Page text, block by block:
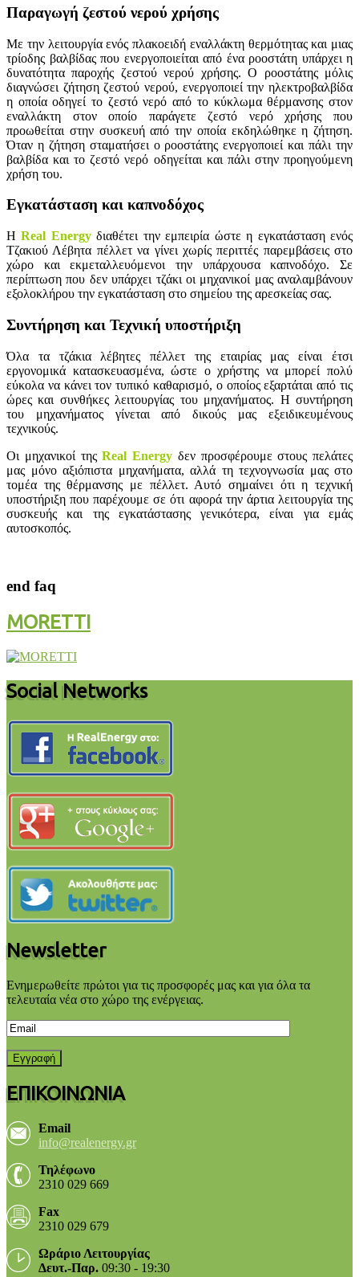
Παραγωγή ζεστού νερού χρήσης
Με την λειτουργία ενός πλακοειδή εναλλάκτη θερμότητας και μιας
τρίοδης βαλβίδας που ενεργοποιείται από ένα ροοστάτη υπάρχει η
δυνατότητα παροχής ζεστού νερού χρήσης. Ο ροοστάτης μόλις
διαγνώσει ζήτηση ζεστού νερού, ενεργοποιεί την ηλεκτροβαλβίδα
η οποία οδηγεί το ζεστό νερό από το κύκλωμα θέρμανσης στον
εναλλάκτη στον οποίο παράγετε ζεστό νερό χρήσης που
προωθείται στην συσκευή από την οποία εκδηλώθηκε η ζήτηση.
Όταν η ζήτηση σταματήσει ο ροοστάτης ενεργοποιεί και πάλι την
βαλβίδα και το ζεστό νερό οδηγείται και πάλι στην προηγούμενη
χρήση του.
Εγκατάσταση και καπνοδόχος
ΗReal Energyδιαθέτει την εμπειρία ώστε η εγκατάσταση ενός
Τζακιού Λέβητα πέλλετ να γίνει χωρίς περιττές παρεμβάσεις στο
χώρο και εκμεταλλευόμενοι την υπάρχουσα καπνοδόχο. Σε
περίπτωση που δεν υπάρχει τζάκι οι μηχανικοί μας αναλαμβάνουν
εξολοκλήρου την εγκατάσταση στο σημείου της αρεσκείας σας.
Συντήρηση και Τεχνική υποστήριξη
Όλα τα τζάκια λέβητες πέλλετ της εταιρίας μας είναι έτσι
εργονομικά κατασκευασμένα, ώστε ο χρήστης να μπορεί πολύ
εύκολα να κάνει τον τυπικό καθαρισμό, ο οποίος εξαρτάται από τις
ώρες και συνθήκες λειτουργίας του μηχανήματος. Η συντήρηση
του μηχανήματος γίνεται από δικούς μας εξειδικευμένους
τεχνικούς.
Οι μηχανικοί τηςReal Energy δεν προσφέρουμε στους πελάτες
μας μόνο αξιόπιστα μηχανήματα, αλλά τη τεχνογνωσία μας στο
τομέα της θέρμανσης με πέλλετ. Αυτό σημαίνει ότι η τεχνική
υποστήριξη που παρέχουμε σε ότι αφορά την άρτια λειτουργία της
συσκευής και της εγκατάστασης γενικότερα, είναι για εμάς
αυτοσκοπός.
end faq
MORETTI
Social Networks
Newsletter
Ενημερωθείτε πρώτοι για τις προσφορές μας και για όλα τα
τελευταία νέα στο χώρο της ενέργειας.
ΕΠΙΚΟΙΝΩΝΙΑ
Email
info@realenergy.gr
Τηλέφωνο
2310 029 669
Fax
2310 029 679
Ωράριο Λειτουργίας
Δευτ.-Παρ. 09:30 - 19:30